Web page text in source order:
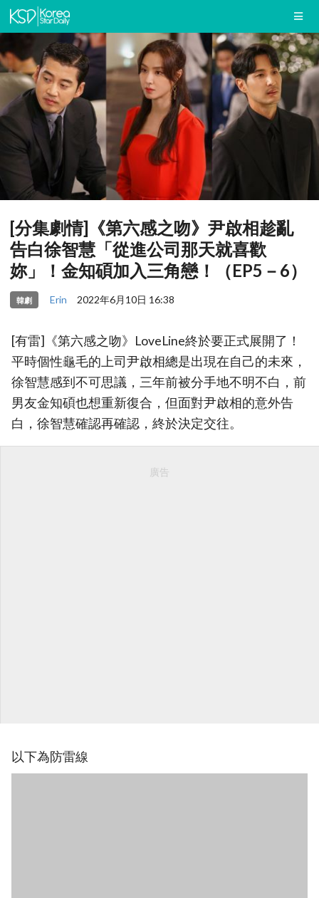
[分集劇情]《第六感之吻》尹啟相趁亂
告白徐智慧「從進公司那天就喜歡
妳」！金知碩加入三角戀！（EP5－6）
韓劇 Erin 2022年6月10日 16:38
[有雷]《第六感之吻》LoveLine終於要正式展開了！
平時個性龜毛的上司尹啟相總是出現在自己的未來，
徐智慧感到不可思議，三年前被分手地不明不白，前
男友金知碩也想重新復合，但面對尹啟相的意外告
白，徐智慧確認再確認，終於決定交往。
廣告
以下為防雷線